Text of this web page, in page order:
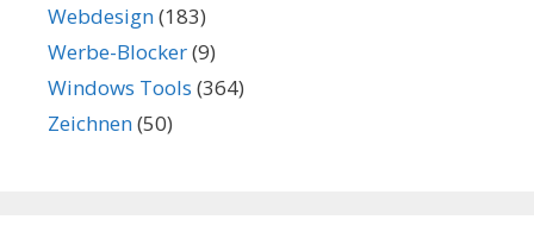
Webdesign(183)
Werbe-Blocker(9)
Windows Tools (364)
Zeichnen(50)